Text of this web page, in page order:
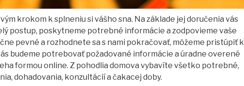
krokom k splneniu si vášho sna. Na základe jej doručenia vás
postup, poskytneme potrebné informácie a zodpovieme vaše
pevné a rozhodnete sa s nami pokračovať, môžeme pristúpiť k
budeme potrebovať požadované informácie a úradne overené
formou online. Z pohodlia domova vybavíte všetko potrebné,
dohadovania, konzultácií a čakacej doby.